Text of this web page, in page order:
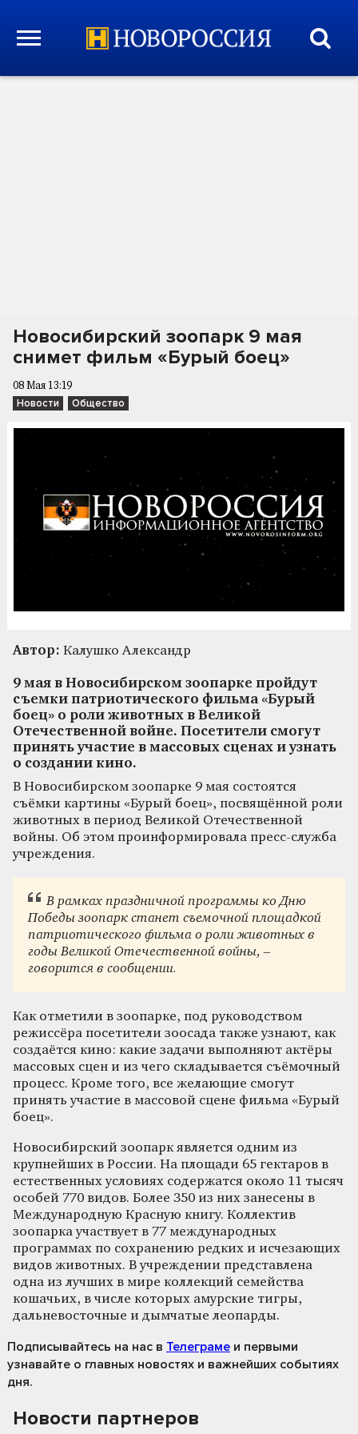
Новосибирский зоопарк 9 мая
снимет фильм «Бурый боец»
08 Мая 13:19
Новости Общество
Автор: Калушко Александр
9 мая в Новосибирском зоопарке пройдут
съемки патриотического фильма «Бурый
боец» о роли животных в Великой
Отечественной войне. Посетители смогут
принять участие в массовых сценах и узнать
о создании кино.
В Новосибирском зоопарке 9 мая состоятся
съёмки картины «Бурый боец», посвящённой роли
животных в период Великой Отечественной
войны. Об этом проинформировала пресс-служба
учреждения.
В рамках праздничной программы ко Дню
Победы зоопарк станет съемочной площадкой
патриотического фильма о роли животных в
годы Великой Отечественной войны, –
говорится в сообщении.
Как отметили в зоопарке, под руководством
режиссёра посетители зоосада также узнают, как
создаётся кино: какие задачи выполняют актёры
массовых сцен и из чего складывается съёмочный
процесс. Кроме того, все желающие смогут
принять участие в массовой сцене фильма «Бурый
боец».
Новосибирский зоопарк является одним из
крупнейших в России. На площади 65 гектаров в
естественных условиях содержатся около 11 тысяч
особей 770 видов. Более 350 из них занесены в
Международную Красную книгу. Коллектив
зоопарка участвует в 77 международных
программах по сохранению редких и исчезающих
видов животных. В учреждении представлена
одна из лучших в мире коллекций семейства
кошачьих, в числе которых амурские тигры,
дальневосточные и дымчатые леопарды.
Подписывайтесь на нас в Телеграме и первыми
узнавайте о главных новостях и важнейших событиях
дня.
Новости партнеров